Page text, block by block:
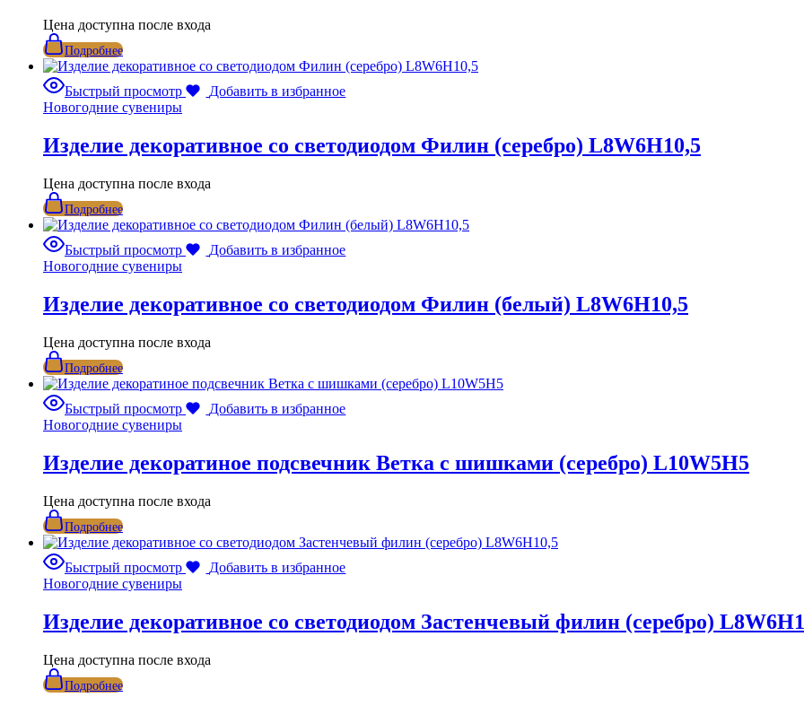
Цена доступна после входа
Подробнее
Быстрый просмотр
Добавить в избранное
Новогодние сувениры
Изделие декоративное со светодиодом Филин (серебро) L8W6H10,5
Цена доступна после входа
Подробнее
Быстрый просмотр
Добавить в избранное
Новогодние сувениры
Изделие декоративное со светодиодом Филин (белый) L8W6H10,5
Цена доступна после входа
Подробнее
Быстрый просмотр
Добавить в избранное
Новогодние сувениры
Изделие декоратиное подсвечник Ветка с шишками (серебро) L10W5H5
Цена доступна после входа
Подробнее
Быстрый просмотр
Добавить в избранное
Новогодние сувениры
Изделие декоративное со светодиодом Застенчевый филин (серебро)
Цена доступна после входа
Подробнее